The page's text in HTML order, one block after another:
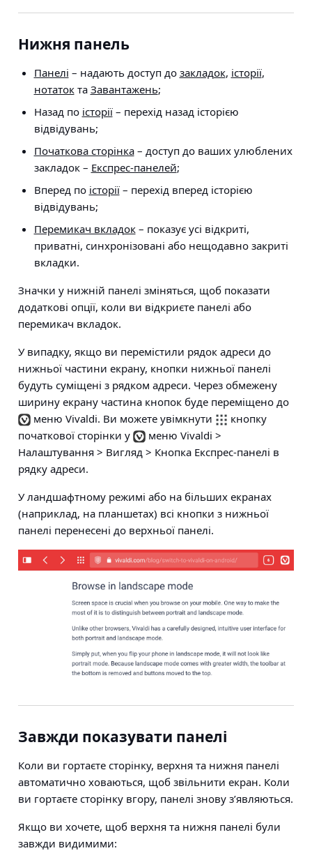
Нижня панель
Панелі – надають доступ до закладок, історії,
нотатокта Завантажень;
Назад по історії– перехід назад історією
відвідувань;
Початкова сторінка– доступ до ваших улюблених
закладок – Експрес-панелей;
Вперед по історії– перехід вперед історією
відвідувань;
Перемикач вкладок– показує усі відкриті,
приватні, синхронізовані або нещодавно закриті
вкладки.
Значки у нижній панелі зміняться, щоб показати
додаткові опції, коли ви відкриєте панелі або
перемикач вкладок.
У випадку, якщо ви перемістили рядок адреси до
нижньої частини екрану, кнопки нижньої панелі
будуть суміщені з рядком адреси. Через обмежену
ширину екрану частина кнопок буде переміщено до
меню Vivaldi. Ви можете увімкнути
кнопку
початкової сторінки у
меню Vivaldi >
Налаштування > Вигляд > Кнопка Експрес-панелі в
рядку адреси.
У ландшафтному режимі або на більших екранах
(наприклад, на планшетах) всі кнопки з нижньої
панелі перенесені до верхньої панелі.
Завжди показувати панелі
Коли ви гортаєте сторінку, верхня та нижня панелі
автоматично ховаються, щоб звільнити екран. Коли
ви гортаєте сторінку вгору, панелі знову з’являються.
Якщо ви хочете, щоб верхня та нижня панелі були
завжди видимими: